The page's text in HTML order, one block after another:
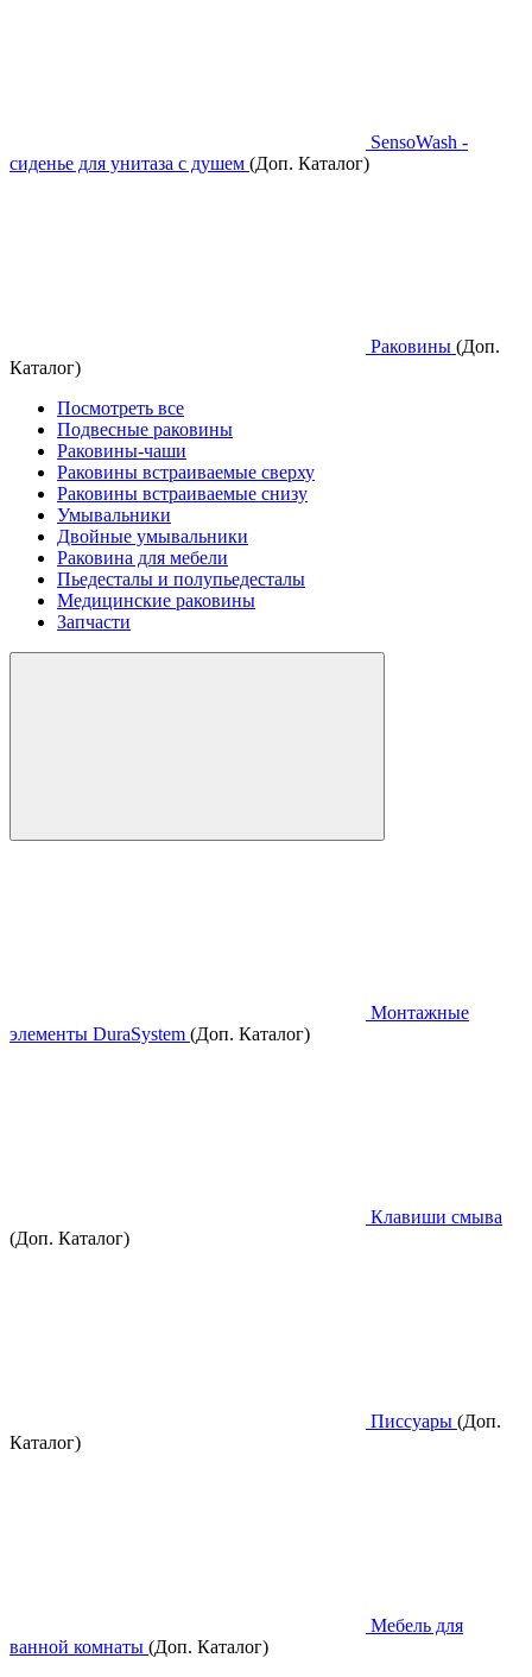
SensoWash -
сиденье для унитаза с душем (Доп. Каталог)
Раковины (Доп.
Каталог)
Посмотреть все
Подвесные раковины
Раковины-чаши
Раковины встраиваемые сверху
Раковины встраиваемые снизу
Умывальники
Двойные умывальники
Раковина для мебели
Пьедесталы и полупьедесталы
Медицинские раковины
Запчасти
Монтажные
элементы DuraSystem (Доп. Каталог)
Клавиши смыва
(Доп. Каталог)
Писсуары (Доп.
Каталог)
Мебель для
ванной комнаты (Доп. Каталог)